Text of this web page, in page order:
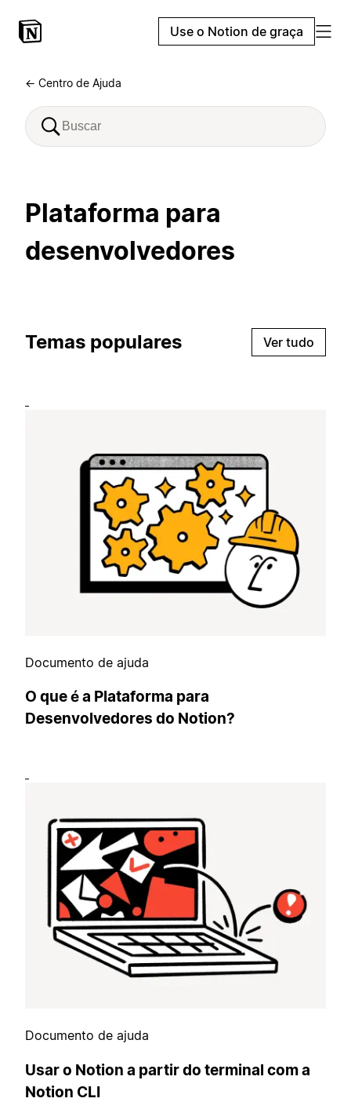
Use o Notion de graça
← Centro de Ajuda
Plataforma para
desenvolvedores
Temas populares Ver tudo
Documento de ajuda
O que é a Plataforma para
Desenvolvedores do Notion?
Documento de ajuda
Usar o Notion a partir do terminal com a
Notion CLI